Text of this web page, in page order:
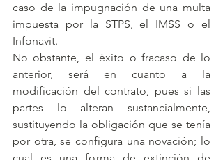
caso de la impugnación de una multa
impuesta por la STPS, el IMSS o el
Infonavit.
No obstante, el éxito o fracaso de lo
anterior, será en cuanto a la
modificación del contrato, pues si las
partes lo alteran sustancialmente,
sustituyendo la obligación que se tenía
por otra, se configura una novación; lo